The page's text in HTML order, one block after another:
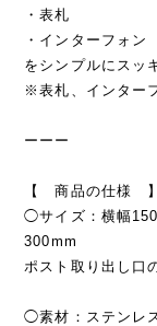
・表札
・インターフォン
をシンプルにスッ
※表札、インター
ーーー
【 商品の仕様 】
◯サイズ：横幅
300mm
ポスト取り出し口
◯素材：ステンレ